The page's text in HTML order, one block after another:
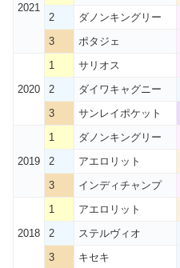
2021
2 ダノンキングリー
3
ポタジェ
2020
1 サリオス
2
ダイワキャグニー
3
サンレイポケット
2019
1 ダノンキングリー
2
アエロリット
3
インディチャンプ
2018
1 アエロリット
2
ステルヴィオ
3
キセキ